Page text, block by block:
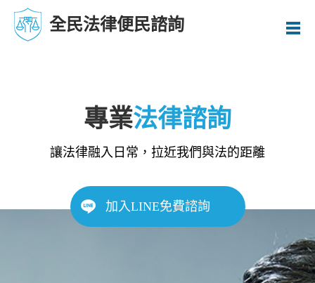
全民法律便民諮詢
專業法律諮詢
讓法律融入日常，拉近我們與法的距離
加入LINE免費諮詢